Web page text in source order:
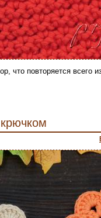
что повторяется всего